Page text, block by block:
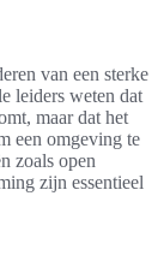
van een sterke
leiders weten dat
maar dat het
een omgeving te
zoals open
zijn essentieel